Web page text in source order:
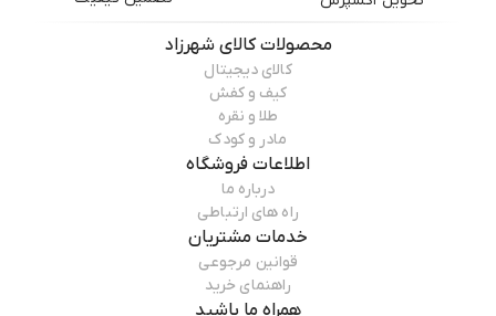
محصولاتکالای شهرزاد
کالای دیجیتال
کیف و کفش
طلا و نقره
مادر و کودک
اطلاعات فروشگاه
درباره ما
راه های ارتباطی
خدمات مشتریان
قوانین مرجوعی
راهنمای خرید
همراه ما باشید